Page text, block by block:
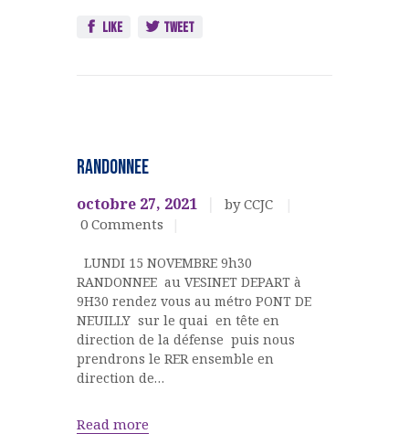
Like Tweet
RANDONNEE
octobre 27, 2021
by CCJC
0 Comments
LUNDI 15 NOVEMBRE 9h30
RANDONNEE au VESINET DEPART à
9H30 rendez vous au métro PONT DE
NEUILLY sur le quai en tête en
direction de la défense puis nous
prendrons le RER ensemble en
direction de…
Read more